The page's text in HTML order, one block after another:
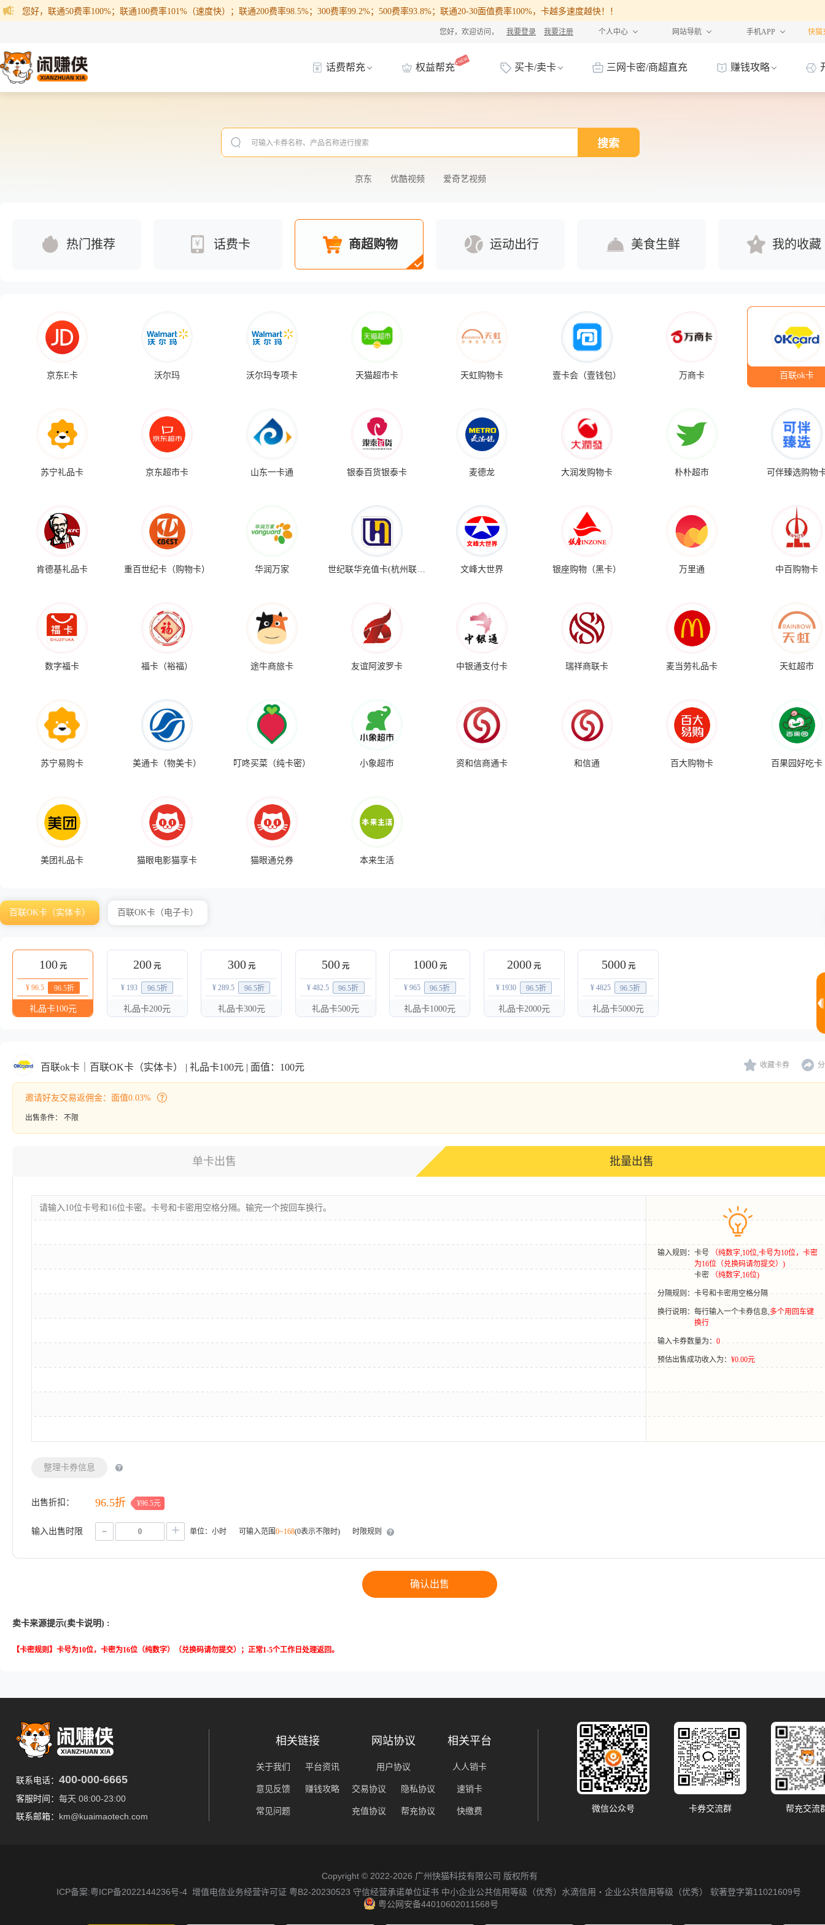
您好，联通50费率100%；联通100费率101%（速度快）；联通200费率98.5%；300费率99.2%；500费率93.8%；联通20-30面值费率100%，卡越多速度越快！！
您好，欢迎访问， 我要登录 我要注册 个人中心 网站导航 手机APP 快猫
话费帮充 权益帮充 买卡/卖卡 三网卡密/商超直充 赚钱攻略
搜索
京东 优酷视频 爱奇艺视频
热门推荐 话费卡 商超购物 运动出行 美食生鲜 我的收藏
京东E卡 沃尔玛 沃尔玛专项卡 天猫超市卡 天虹购物卡 壹卡会（壹钱包） 万商卡 百联ok卡
苏宁礼品卡 京东超市卡 山东一卡通 银泰百货银泰卡 麦德龙 大润发购物卡 朴朴超市 可伴臻选购物
肯德基礼品卡 重百世纪卡（购物卡） 华润万家 世纪联华充值卡(杭州联华) 文峰大世界 银座购物（黑卡） 万里通 中百购物卡
数字福卡 福卡（裕福） 途牛商旅卡 友谊阿波罗卡 中银通支付卡 瑞祥商联卡 麦当劳礼品卡 天虹超市
苏宁易购卡 美通卡（物美卡） 叮咚买菜（纯卡密） 小象超市 资和信商通卡 和信通 百大购物卡 百果园好吃卡
美团礼品卡 猫眼电影猫享卡 猫眼通兑券 本来生活
百联OK卡（实体卡） 百联OK卡（电子卡）
100元
¥ 96.5 96.5折
礼品卡100元
200 元
¥ 193 96.5折
礼品卡200元
300元
¥ 289.5 96.5折
礼品卡300元
500 元
¥ 482.5 96.5折
礼品卡500元
1000元
¥ 965 96.5折
礼品卡1000元
2000 元
¥ 1930 96.5折
礼品卡2000元
5000元
¥ 4825 96.5折
礼品卡5000元
百联ok卡｜百联OK卡（实体卡） | 礼品卡100元 | 面值：100元 收藏卡券
邀请好友交易返佣金：面值0.03%
出售条件： 不限
单卡出售 批量出售
输入规则： 卡号
（纯数字,10位,卡号为10位，卡密
为16位（兑换码请勿提交）)
卡密
（纯数字,16位)
分隔规则：卡号和卡密用空格分隔
换行说明： 每行输入一个卡券信息,多个用回车键
换行
输入卡券数量为： 0
预估出售成功收入为： ¥0.00元
整理卡券信息
出售折扣： 96.5折 ¥96.5元
输入出售时限 - + 单位：小时 可输入范围0~168(0表示不限时) 时限规则
确认出售
卖卡来源提示(卖卡说明) :
【卡密规则】卡号为10位，卡密为16位（纯数字）（兑换码请勿提交）；正常1-5个工作日处理返回。
联系电话： 400-000-6665
客服时间： 每天 08:00-23:00
联系邮箱： km@kuaimaotech.com
相关链接
关于我们 平台资讯
意见反馈 赚钱攻略
常见问题
网站协议
用户协议
交易协议 隐私协议
充值协议 帮充协议
相关平台
人人销卡
速销卡
快缴费 微信公众号 卡券交流群 帮充交流
Copyright © 2022-2026 广州快猫科技有限公司 版权所有
ICP备案:粤ICP备2022144236号-4 增值电信业务经营许可证 粤B2-20230523 守信经营承诺单位证书中小企业公共信用等级（优秀） 水滴信用・企业公共信用等级（优秀）
软著登字第11021609号
粤公网安备44010602011568号